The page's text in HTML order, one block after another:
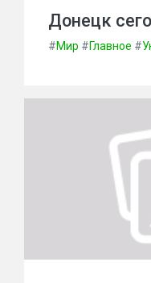
Донецк
#Мир #Главное #